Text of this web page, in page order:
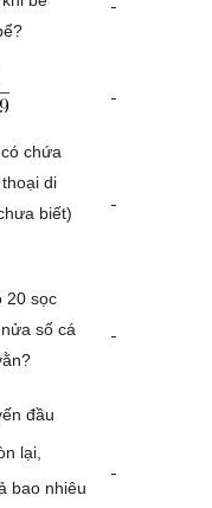
chứa
di
biết)
20 sọc
số cá
đầu
lại,
bao nhiêu